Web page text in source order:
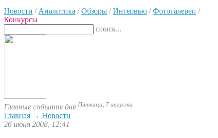
Новости / Аналитика /Обзоры /Интервью /Фотогалереи /
Конкурсы
поиск...
Главные события дня Пятница, 7 августа
Главная → Новости
26 июня 2008, 12:41